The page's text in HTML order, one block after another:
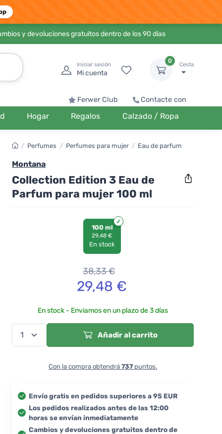
y devoluciones gratuitos dentro de los 90 días
Iniciar sesión
Mi cuenta
0
Cesta
Ferwer Club Contacte con
Hogar Regalos Calzado / Ropa
/ Perfumes / Perfumes para mujer / Eau de parfum
Montana
Collection Edition 3 Eau de
Parfum para mujer 100 ml
100 ml
29,48 €
En stock
38,33€
29,48 €
En stock - Enviamos en un plazo de 3 días
Añadir al carrito
Con la compra obtendrá 737 puntos.
Envío gratis en pedidos superiores a 95 EUR
Los pedidos realizados antes de las 12:00
horas se envían inmediatamente
Cambios y devoluciones gratuitos dentro de